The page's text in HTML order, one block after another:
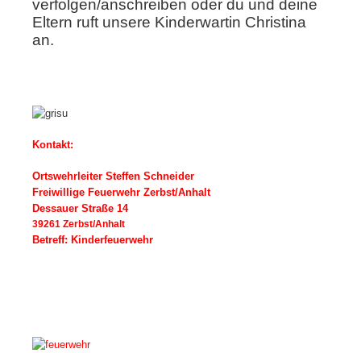
verfolgen/anschreiben oder du und deine
Eltern ruft unsere Kinderwartin Christina
an.
Kontakt:
Ortswehrleiter Steffen Schneider
Freiwillige Feuerwehr Zerbst/Anhalt
Dessauer Straße 14
39261 Zerbst/Anhalt
Betreff: Kinderfeuerwehr